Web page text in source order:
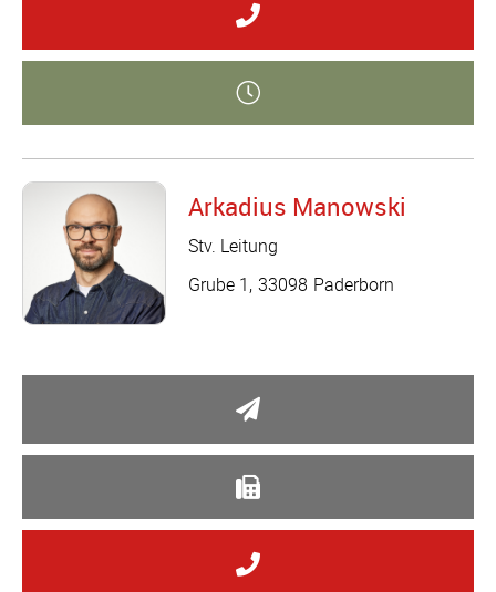
Arkadius Manowski
Stv. Leitung
Grube 1 33098 Paderborn